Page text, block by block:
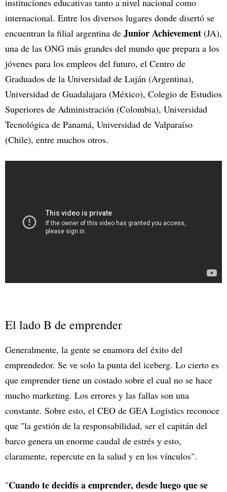
instituciones educativas tanto a nivel nacional como
internacional. Entre los diversos lugares donde disertó se
encuentran la filial argentina de Junior Achievement (JA),
una de las ONG más grandes del mundo que prepara a los
jóvenes para los empleos del futuro, el Centro de
Graduados de la Universidad de Luján (Argentina),
Universidad de Guadalajara (México), Colegio de Estudios
Superiores de Administración (Colombia), Universidad
Tecnológica de Panamá, Universidad de Valparaíso
(Chile), entre muchos otros.
El lado B de emprender
Generalmente, la gente se enamora del éxito del
emprendedor. Se ve solo la punta del iceberg. Lo cierto es
que emprender tiene un costado sobre el cual no se hace
mucho marketing. Los errores y las fallas son una
constante. Sobre esto, el CEO de GEA Logistics reconoce
que "la gestión de la responsabilidad, ser el capitán del
barco genera un enorme caudal de estrés y esto,
claramente, repercute en la salud y en los vínculos".
"Cuando te decidís a emprender, desde luego que se